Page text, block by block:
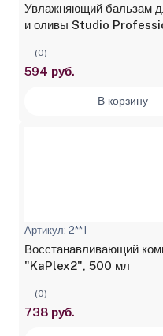
Увлажняющий бальзам
и оливы Studio
(0)
594 руб.
В корзину
Артикул: 2**1
Восстанавливающий
"KaPlex2", 500 мл
(0)
738 руб.